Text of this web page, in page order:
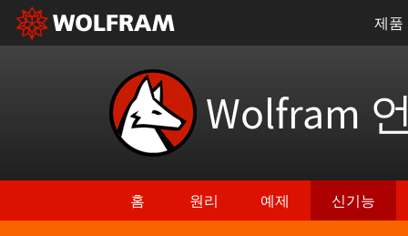
제품
Wolfram
홈 원리 예제 신기능